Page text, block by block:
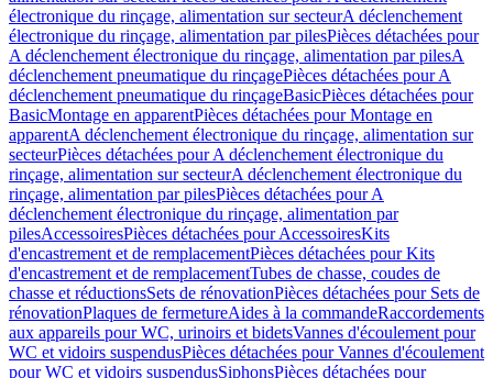
électronique du rinçage, alimentation sur secteurA déclenchement
électronique du rinçage, alimentation par pilesPièces détachées pour
A déclenchement électronique du rinçage, alimentation par pilesA
déclenchement pneumatique du rinçagePièces détachées pour A
déclenchement pneumatique du rinçageBasicPièces détachées pour
BasicMontage en apparentPièces détachées pour Montage en
apparentA déclenchement électronique du rinçage, alimentation sur
secteurPièces détachées pour A déclenchement électronique du
rinçage, alimentation sur secteurA déclenchement électronique du
rinçage, alimentation par pilesPièces détachées pour A
déclenchement électronique du rinçage, alimentation par
pilesAccessoiresPièces détachées pour AccessoiresKits
d'encastrement et de remplacementPièces détachées pour Kits
d'encastrement et de remplacementTubes de chasse, coudes de
chasse et réductionsSets de rénovationPièces détachées pour Sets de
rénovationPlaques de fermetureAides à la commandeRaccordements
aux appareils pour WC, urinoirs et bidetsVannes d'écoulement pour
WC et vidoirs suspendusPièces détachées pour Vannes d'écoulement
pour WC et vidoirs suspendusSiphonsPièces détachées pour